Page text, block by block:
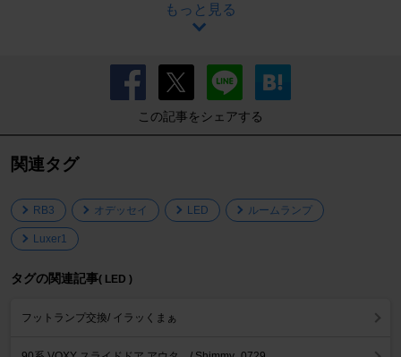
もっと見る
この記事をシェアする
関連タグ
RB3 オデッセイ LED ルームランプ
Luxer1
タグの関連記事( LED )
フットランプ交換/ イラッくまぁ